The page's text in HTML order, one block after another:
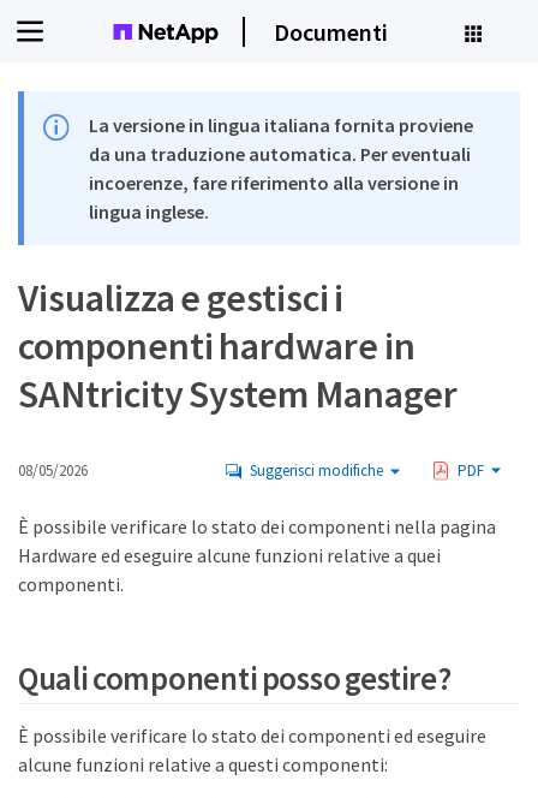
Documenti
La versione in lingua italiana fornita proviene
da una traduzione automatica. Per eventuali
incoerenze, fare riferimento alla versione in
lingua inglese.
Visualizza e gestisci i
componenti hardware in
SANtricity System Manager
08/05/2026 Suggerisci modifiche PDF
È possibile verificare lo stato dei componenti nella pagina
Hardware ed eseguire alcune funzioni relative a quei
componenti.
Quali componenti posso gestire?
È possibile verificare lo stato dei componenti ed eseguire
alcune funzioni relative a questi componenti: